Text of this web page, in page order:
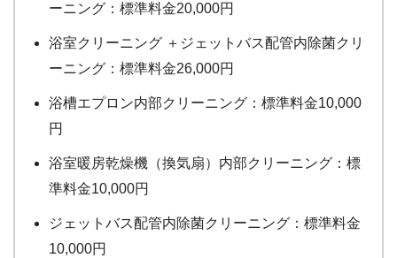
ーニング：標準料金20,000円
浴室クリーニング ＋ジェットバス配管内除菌クリ
ーニング：標準料金26,000円
浴槽エプロン内部クリーニング：標準料金10,000
円
浴室暖房乾燥機（換気扇）内部クリーニング：標
準料金10,000円
ジェットバス配管内除菌クリーニング：標準料金
10,000円